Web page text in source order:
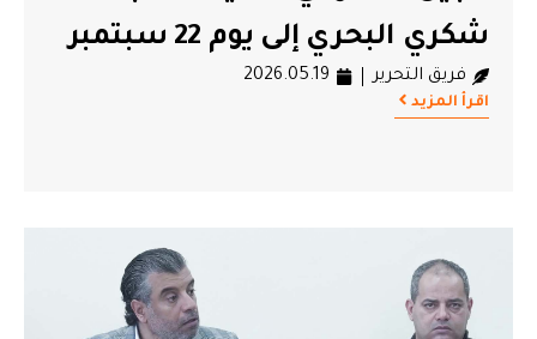
شكري البحري إلى يوم 22 سبتمبر
فريق التحرير 2026.05.19
اقرأ المزيد